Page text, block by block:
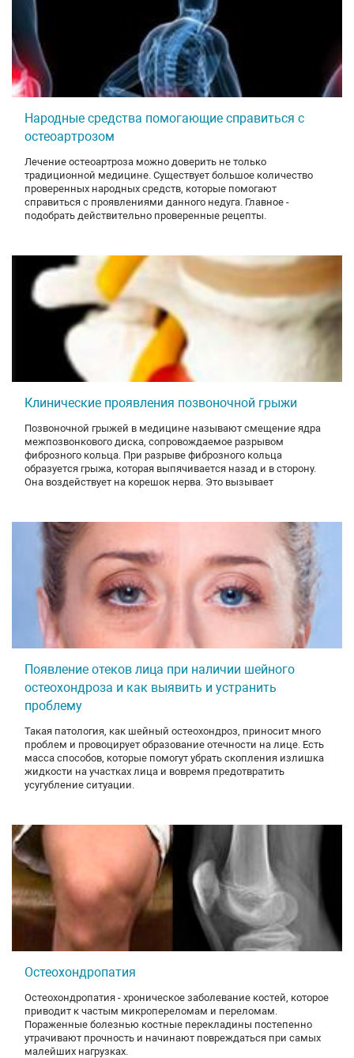
Народные средства помогающие справиться с
остеоартрозом
Лечение остеоартроза можно доверить не только
традиционной медицине. Существует большое количество
проверенных народных средств, которые помогают
справиться с проявлениями данного недуга. Главное -
подобрать действительно проверенные рецепты.
Клинические проявления позвоночной грыжи
Позвоночной грыжей в медицине называют смещение ядра
межпозвонкового диска, сопровождаемое разрывом
фиброзного кольца. При разрыве фиброзного кольца
образуется грыжа, которая выпячивается назад и в сторону.
Она воздействует на корешок нерва. Это вызывает
Появление отеков лица при наличии шейного
остеохондроза и как выявить и устранить
проблему
Такая патология, как шейный остеохондроз, приносит много
проблем и провоцирует образование отечности на лице. Есть
масса способов, которые помогут убрать скопления излишка
жидкости на участках лица и вовремя предотвратить
усугубление ситуации.
Остеохондропатия
Остеохондропатия - хроническое заболевание костей, которое
приводит к частым микропереломам и переломам.
Пораженные болезнью костные перекладины постепенно
утрачивают прочность и начинают повреждаться при самых
малейших нагрузках.